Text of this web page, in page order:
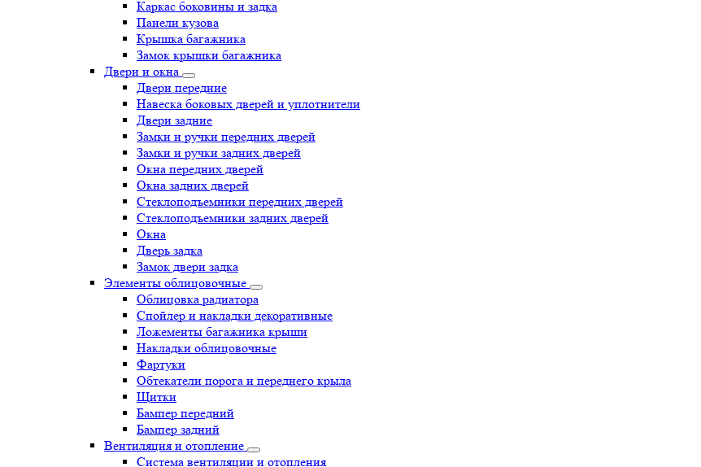
Каркас боковины и задка
Панели кузова
Крышка багажника
Замок крышки багажника
Двери и окна
Двери передние
Навеска боковых дверей и уплотнители
Двери задние
Замки и ручки передних дверей
Замки и ручки задних дверей
Окна передних дверей
Окна задних дверей
Стеклоподъемники передних дверей
Стеклоподъемники задних дверей
Окна
Дверь задка
Замок двери задка
Элементы облицовочные
Облицовка радиатора
Спойлер и накладки декоративные
Ложементы багажника крыши
Накладки облицовочные
Фартуки
Обтекатели порога и переднего крыла
Щитки
Бампер передний
Бампер задний
Вентиляция и отопление
Система вентиляции и отопления